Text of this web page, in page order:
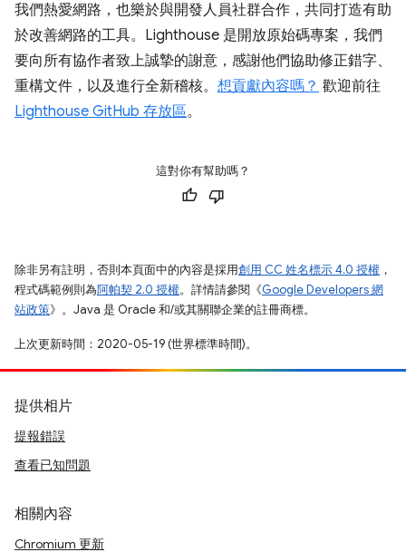
我們熱愛網路，也樂於與開發人員社群合作，共同打造有助
於改善網路的工具。Lighthouse 是開放原始碼專案，我們
要向所有協作者致上誠摯的謝意，感謝他們協助修正錯字、
重構文件，以及進行全新稽核。 想貢獻內容嗎？ 歡迎前往
Lighthouse GitHub 存放區。
這對你有幫助嗎？
除非另有註明，否則本頁面中的內容是採用創用 CC 姓名標示 4.0 授權 ，
程式碼範例則為阿帕契 2.0 授權。詳情請參閱《Google Developers 網
站政策》。Java 是 Oracle 和/或其關聯企業的註冊商標。
上次更新時間：2020-05-19 (世界標準時間)。
提供相片
提報錯誤
查看已知問題
相關內容
Chromium 更新